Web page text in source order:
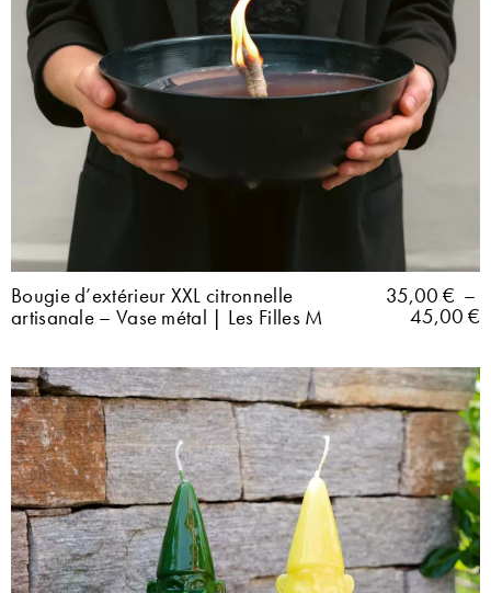
Bougie d’extérieur XXL citronnelle
artisanale – Vase métal | Les Filles M
35,00 € –
45,00 €